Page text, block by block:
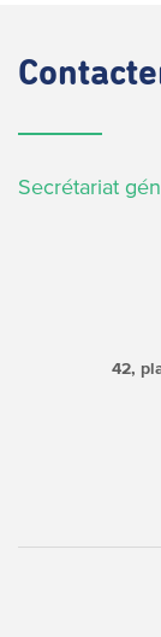
Secrétariat
42,